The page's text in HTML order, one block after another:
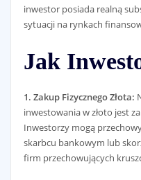
inwestor posiada realną
sytuacji na rynkach
Jak
1. Zakup Fizycznego Złota:
inwestowania w złoto jest
Inwestorzy mogą
skarbcu bankowym lub
firm przechowujących